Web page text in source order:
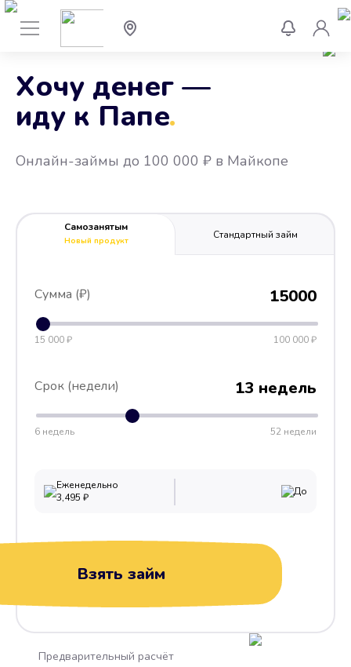
Хочу денег —
иду к Папе
.
Онлайн-займы до 100 000 ₽ в Майкопе
Самозанятым
Новый продукт
Стандартный займ
Сумма (₽) 15000
15 000 ₽ 100 000 ₽
Срок (недели) 13 недель
6 недель 52 недели
Еженедельно
3,495 ₽ До
Взять займ
Предварительный расчёт